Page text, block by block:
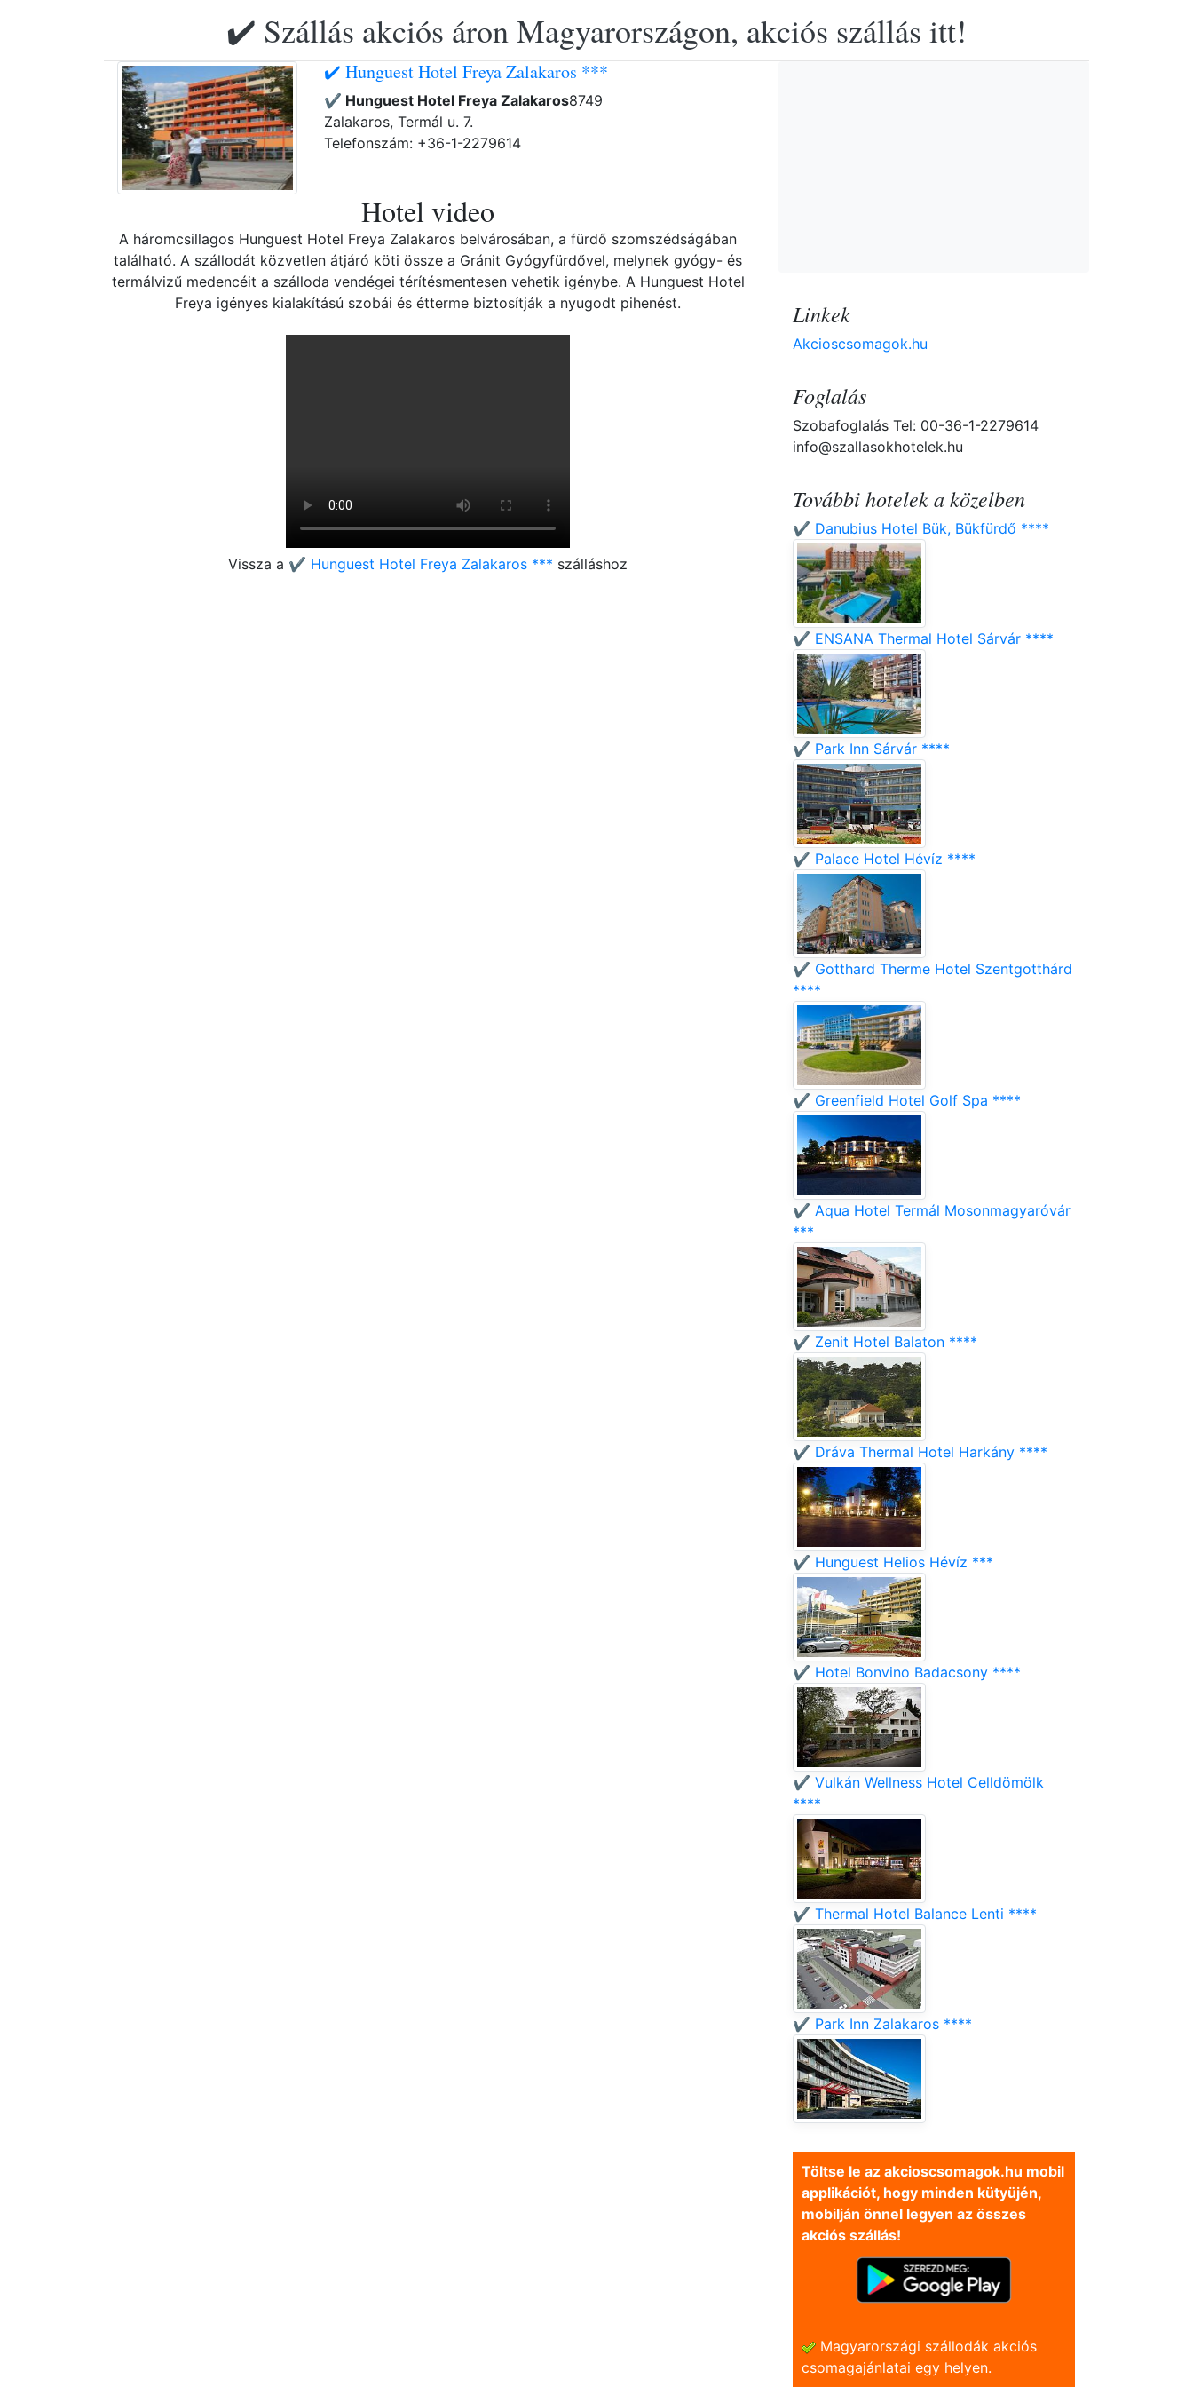
✔️ Szállás akciós áron Magyarországon, akciós szállás itt!
✔️ Hunguest Hotel Freya Zalakaros ***
✔️ Hunguest Hotel Freya Zalakaros8749
Zalakaros, Termál u. 7.
Telefonszám: +36-1-2279614
Hotel video
A háromcsillagos Hunguest Hotel Freya Zalakaros belvárosában, a fürdő szomszédságában
található. A szállodát közvetlen átjáró köti össze a Gránit Gyógyfürdővel, melynek gyógy- és
termálvizű medencéit a szálloda vendégei térítésmentesen vehetik igénybe. A Hunguest Hotel
Freya igényes kialakítású szobái és étterme biztosítják a nyugodt pihenést.
Vissza a ✔️ Hunguest Hotel Freya Zalakaros *** szálláshoz
Linkek
Akcioscsomagok.hu
Foglalás
Szobafoglalás Tel: 00-36-1-2279614
info@szallasokhotelek.hu
További hotelek a közelben
✔️ Danubius Hotel Bük, Bükfürdő ****
✔️ ENSANA Thermal Hotel Sárvár ****
✔️ Park Inn Sárvár ****
✔️ Palace Hotel Hévíz ****
✔️ Gotthard Therme Hotel Szentgotthárd
****
✔️ Greenfield Hotel Golf Spa ****
✔️ Aqua Hotel Termál Mosonmagyaróvár
***
✔️ Zenit Hotel Balaton ****
✔️ Dráva Thermal Hotel Harkány ****
✔️ Hunguest Helios Hévíz ***
✔️ Hotel Bonvino Badacsony ****
✔️ Vulkán Wellness Hotel Celldömölk
****
✔️ Thermal Hotel Balance Lenti ****
✔️ Park Inn Zalakaros ****
Töltse le az akcioscsomagok.hu mobil
applikációt, hogy minden kütyüjén,
mobilján önnel legyen az összes
akciós szállás!
Magyarországi szállodák akciós
csomagajánlatai egy helyen.